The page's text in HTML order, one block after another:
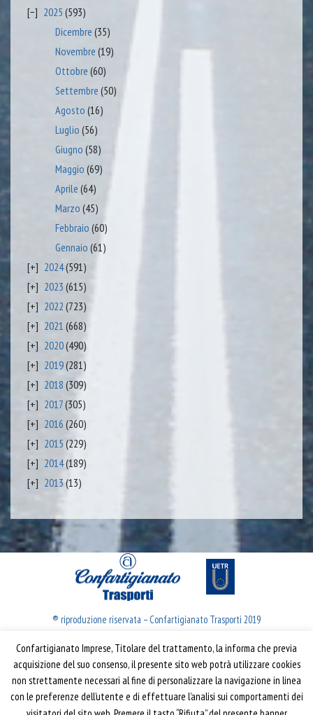
2025 (593)
Dicembre (35)
Novembre (19)
Ottobre (60)
Settembre (50)
Agosto (16)
Luglio (56)
Giugno (58)
Maggio (69)
Aprile (64)
Marzo (45)
Febbraio (60)
Gennaio (61)
2024(591)
2023 (615)
2022 (723)
2021 (668)
2020(490)
2019(281)
2018 (309)
2017(305)
2016 (260)
2015 (229)
2014(189)
2013(13)
® riproduzione riservata – Confartigianato Trasporti 2019
Confartigianato Trasporti
Via S. Giovanni in Laterano, 152 | 00184 Roma
T: 06 70374.275
Confartigianato Imprese, Titolare del trattamento, la informa che previa
acquisizione del suo consenso, il presente sito web potrà utilizzare cookies
non strettamente necessari al fine di personalizzare la navigazione in linea
con le preferenze dell’utente e di effettuare l’analisi sui comportamenti dei